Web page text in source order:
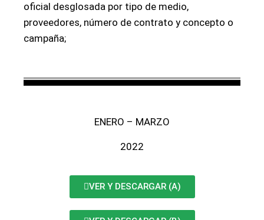
oficial desglosada por tipo de medio,
proveedores, número de contrato y concepto o
campaña;
ENERO – MARZO
2022
VER Y DESCARGAR (A)